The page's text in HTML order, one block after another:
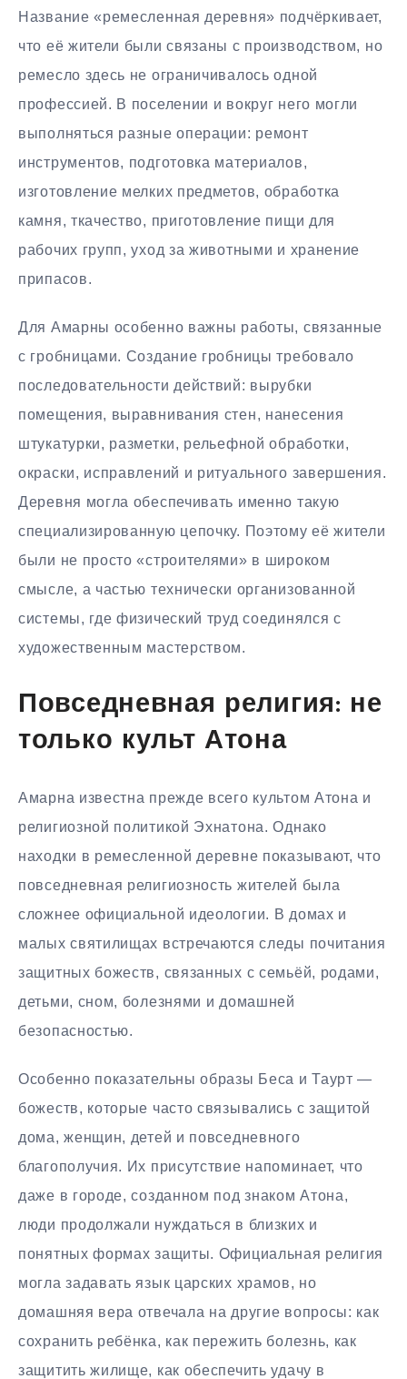
Название «ремесленная деревня» подчёркивает,
что её жители были связаны с производством, но
ремесло здесь не ограничивалось одной
профессией. В поселении и вокруг него могли
выполняться разные операции: ремонт
инструментов, подготовка материалов,
изготовление мелких предметов, обработка
камня, ткачество, приготовление пищи для
рабочих групп, уход за животными и хранение
припасов.
Для Амарны особенно важны работы, связанные
с гробницами. Создание гробницы требовало
последовательности действий: вырубки
помещения, выравнивания стен, нанесения
штукатурки, разметки, рельефной обработки,
окраски, исправлений и ритуального завершения.
Деревня могла обеспечивать именно такую
специализированную цепочку. Поэтому её жители
были не просто «строителями» в широком
смысле, а частью технически организованной
системы, где физический труд соединялся с
художественным мастерством.
Повседневная религия: не
только культ Атона
Амарна известна прежде всего культом Атона и
религиозной политикой Эхнатона. Однако
находки в ремесленной деревне показывают, что
повседневная религиозность жителей была
сложнее официальной идеологии. В домах и
малых святилищах встречаются следы почитания
защитных божеств, связанных с семьёй, родами,
детьми, сном, болезнями и домашней
безопасностью.
Особенно показательны образы Беса и Таурт —
божеств, которые часто связывались с защитой
дома, женщин, детей и повседневного
благополучия. Их присутствие напоминает, что
даже в городе, созданном под знаком Атона,
люди продолжали нуждаться в близких и
понятных формах защиты. Официальная религия
могла задавать язык царских храмов, но
домашняя вера отвечала на другие вопросы: как
сохранить ребёнка, как пережить болезнь, как
защитить жилище, как обеспечить удачу в